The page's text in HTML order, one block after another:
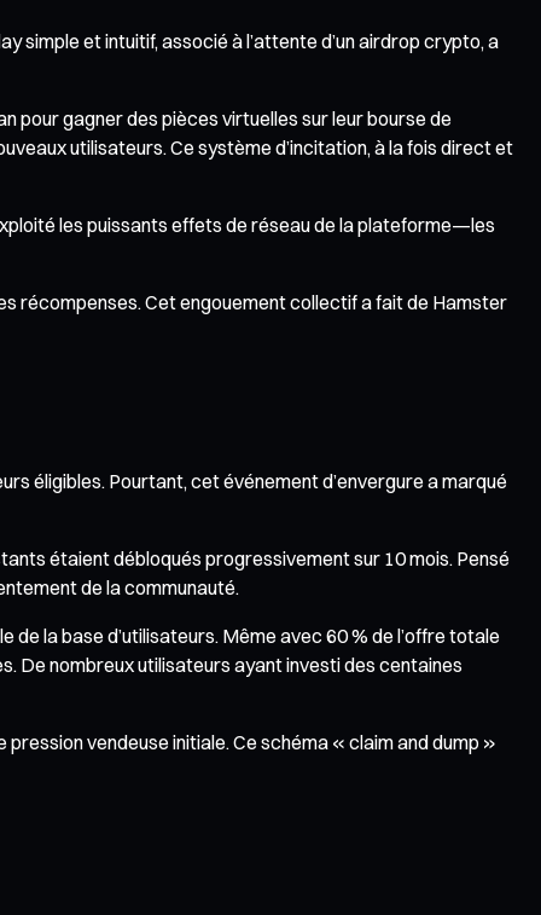
simple et intuitif, associé à l’attente d’un airdrop crypto, a
pour gagner des pièces virtuelles sur leur bourse de
utilisateurs. Ce système d’incitation, à la fois direct et
les puissants effets de réseau de la plateforme—les
récompenses. Cet engouement collectif a fait de Hamster
éligibles. Pourtant, cet événement d’envergure a marqué
étaient débloqués progressivement sur 10 mois. Pensé
de la communauté.
la base d’utilisateurs. Même avec 60 % de l’offre totale
De nombreux utilisateurs ayant investi des centaines
vendeuse initiale. Ce schéma « claim and dump »